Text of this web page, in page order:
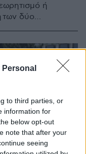
to third parties, or
information for
below opt-out
note that after your
seeing
ή
των δύο